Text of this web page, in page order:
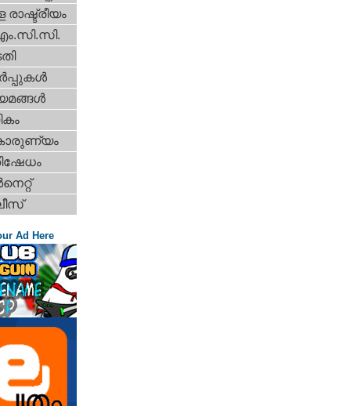
രാഷ്ട്രീയം
Ad Here